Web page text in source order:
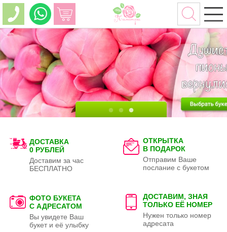
ДОСТАВКА
0 РУБЛЕЙ
Доставим за час
БЕСПЛАТНО
ОТКРЫТКА
В ПОДАРОК
Отправим Ваше
послание с букетом
ФОТО БУКЕТА
С АДРЕСАТОМ
Вы увидете Ваш
букет и её улыбку
ДОСТАВИМ, ЗНАЯ
ТОЛЬКО ЕЁ НОМЕР
Нужен только номер
адресата